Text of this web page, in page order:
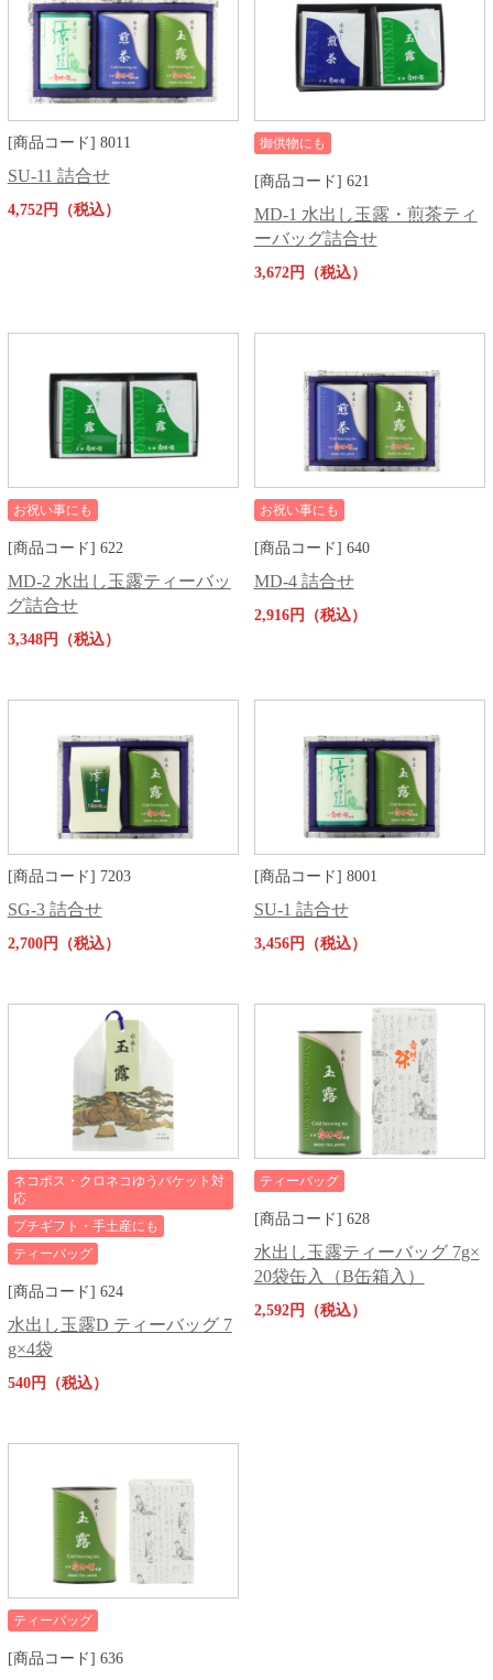
[商品コード] 8011
SU-11 詰合せ
4,752円（税込）
御供物にも
[商品コード] 621
MD-1 水出し玉露・煎茶ティ
ーバッグ詰合せ
3,672円（税込）
お祝い事にも
[商品コード] 622
MD-2 水出し玉露ティーバッ
グ詰合せ
3,348円（税込）
お祝い事にも
[商品コード] 640
MD-4 詰合せ
2,916円（税込）
[商品コード] 7203
SG-3 詰合せ
2,700円（税込）
[商品コード] 8001
SU-1 詰合せ
3,456円（税込）
ネコポス・クロネコゆうパケット対
応
プチギフト・手土産にも
ティーバッグ
[商品コード] 624
水出し玉露D ティーバッグ 7
g×4袋
540円（税込）
ティーバッグ
[商品コード] 628
水出し玉露ティーバッグ 7g×
20袋缶入（B缶箱入）
2,592円（税込）
ティーバッグ
[商品コード] 636